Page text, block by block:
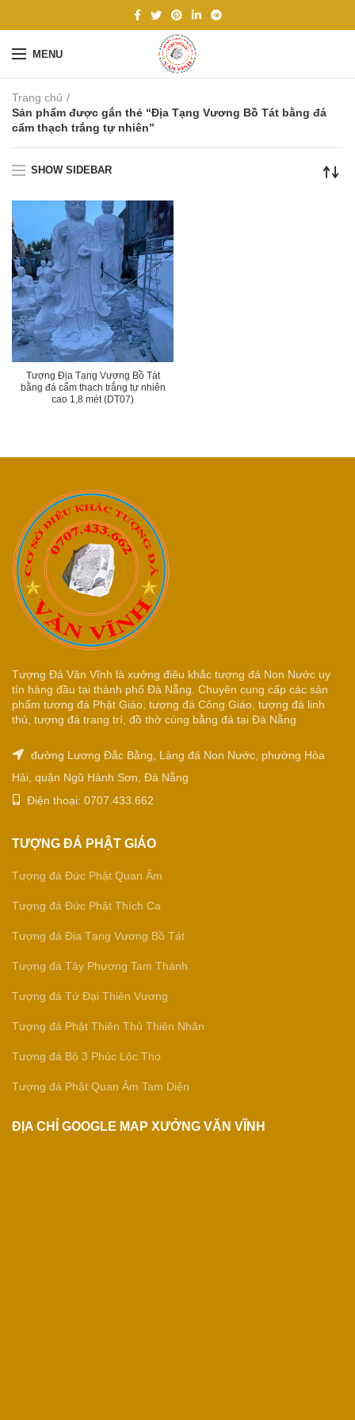
MENU
Trang chủ
Sản phẩm được gắn thẻ “Địa Tạng Vương Bồ Tát bằng đá
cẩm thạch trắng tự nhiên”
SHOW SIDEBAR
Tượng Địa Tạng Vương Bồ Tát
bằng đá cẩm thạch trắng tự nhiên
cao 1,8 mét (DT07)
Tượng Đá Văn Vĩnh là xưởng điêu khắc tượng đá Non Nước uy
tín hàng đầu tại thành phố Đà Nẵng. Chuyên cung cấp các sản
phẩm tượng đá Phật Giáo, tượng đá Công Giáo, tượng đá linh
thú, tượng đá trang trí, đồ thờ cúng bằng đá tại Đà Nẵng
đường Lương Đắc Bằng, Làng đá Non Nước, phường Hòa
Hải, quận Ngũ Hành Sơn, Đà Nẵng
Điện thoại: 0707.433.662
TƯỢNG ĐÁ PHẬT GIÁO
Tượng đá Đức Phật Quan Âm
Tượng đá Đức Phật Thích Ca
Tượng đá Địa Tạng Vương Bồ Tát
Tượng đá Tây Phương Tam Thánh
Tượng đá Tứ Đại Thiên Vương
Tượng đá Phật Thiên Thủ Thiên Nhãn
Tượng đá Bộ 3 Phúc Lộc Thọ
Tượng đá Phật Quan Âm Tam Diện
ĐỊA CHỈ GOOGLE MAP XƯỞNG VĂN VĨNH